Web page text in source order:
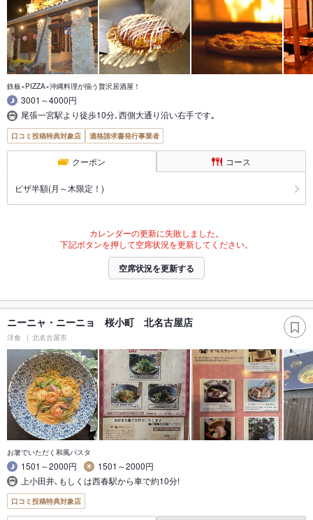
鉄板×PIZZA×沖縄料理が揃う贅沢居酒屋！
3001～4000円
尾張一宮駅より徒歩10分､西側大通り沿い右手です｡
口コミ投稿特典対象店 適格請求書発行事業者
クーポン コース
ピザ半額(月～木限定！)
カレンダーの更新に失敗しました。
下記ボタンを押して空席状況を更新してください。
空席状況を更新する
ニーニャ・ニーニョ 桜小町 北名古屋店
洋食 北名古屋市
お箸でいただく和風パスタ
1501～2000円
1501～2000円
上小田井､もしくは西春駅から車で約10分!
口コミ投稿特典対象店